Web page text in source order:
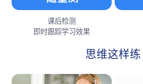
课后检测
即时跟踪学习效果
思维这样练